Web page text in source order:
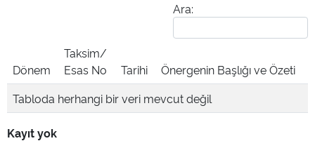
Ara:
Dönem
Taksim/
Esas No
Tarihi
Önergenin Başlığı ve Özeti
Tabloda herhangi bir veri mevcut değil
Kayıt yok